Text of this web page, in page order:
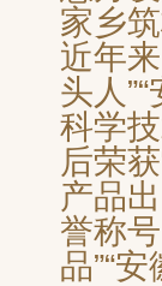
家乡
近年
头人
科学
后荣
产品
誉称
品”“